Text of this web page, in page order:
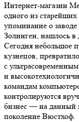
Интернет-магазин
одного из
упоминание о
Золинген, нашлось в
Сегодня небольшое
кузнецов,
с
и
командам
контролируются
бизнес — на данный
поколение Вюстхоф.